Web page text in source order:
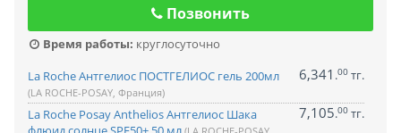
Позвонить
Время работы: круглосуточно
La Roche Антгелиос ПОСТГЕЛИОС гель 200мл
(LA ROCHE-POSAY, Франция)
6,341 .00 тг.
La Roche Posay Anthelios Антгелиос Шака
7,105.00 тг.